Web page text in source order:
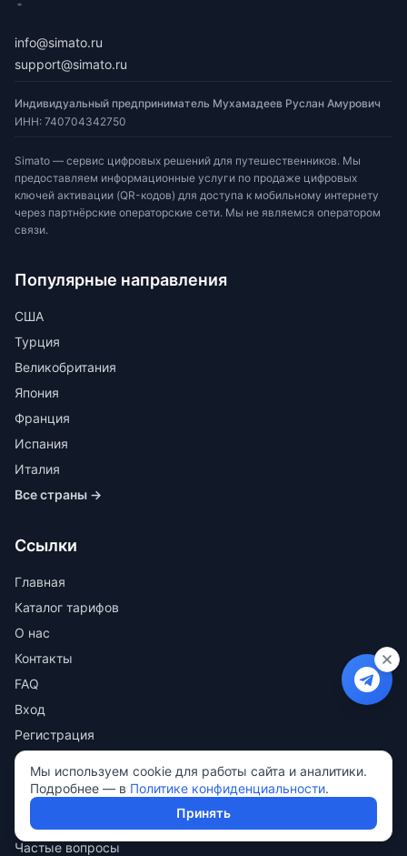
info@simato.ru
support@simato.ru
Индивидуальный предприниматель Мухамадеев Руслан Амурович
ИНН: 740704342750
Simato — сервис цифровых решений для путешественников. Мы
предоставляем информационные услуги по продаже цифровых
ключей активации (QR-кодов) для доступа к мобильному интернету
через партнёрские операторские сети. Мы не являемся оператором
связи.
Популярные направления
США
Турция
Великобритания
Япония
Франция
Испания
Италия
Все страны →
Ссылки
Главная
Каталог тарифов
О нас
Контакты
FAQ
Вход
Регистрация
Поддержка
Совместимые устройства
Частые вопросы
Мы используем cookie для работы сайта и аналитики.
Подробнее — в Политике конфиденциальности.
Принять